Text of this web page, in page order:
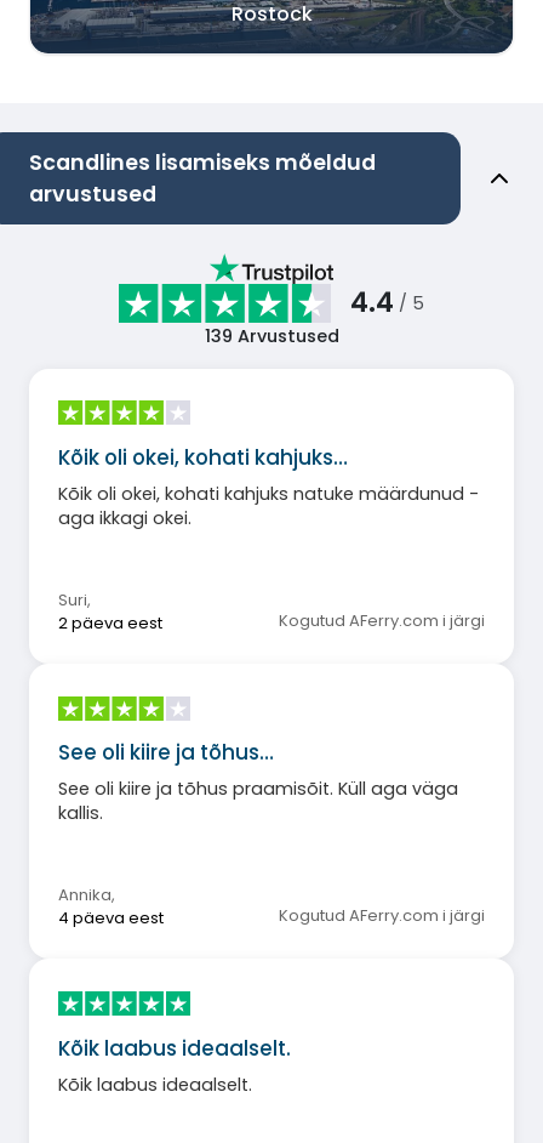
Rostock
Scandlines lisamiseks mõeldud
arvustused
4.4 / 5
139 Arvustused
Kõik oli okei, kohati kahjuks…
Kõik oli okei, kohati kahjuks natuke määrdunud -
aga ikkagi okei.
Suri,
2 päeva eest
Kogutud AFerry.com i järgi
See oli kiire ja tõhus…
See oli kiire ja tõhus praamisõit. Küll aga väga
kallis.
Annika,
4 päeva eest
Kogutud AFerry.com i järgi
Kõik laabus ideaalselt.
Kõik laabus ideaalselt.